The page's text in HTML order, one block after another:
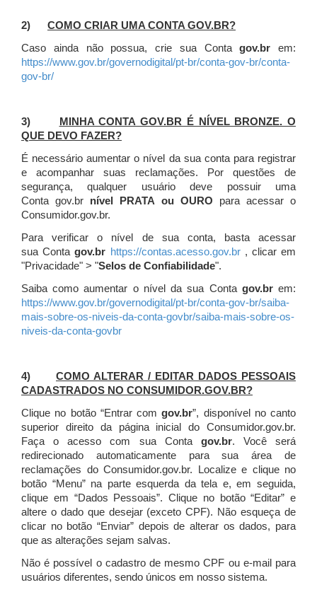
2) COMO CRIAR UMA CONTA GOV.BR?
Caso ainda não possua, crie sua Contagov.br em:
https://www.gov.br/governodigital/pt-br/conta-gov-br/conta-
gov-br/
3)
MINHA CONTA GOV.BR É NÍVEL BRONZE. O
QUE DEVO FAZER?
É necessário aumentar o nível da sua conta para registrar
e acompanhar suas reclamações. Por questões de
segurança, qualquer usuário deve possuir uma
Conta gov.br nível PRATA ou OURO para acessar o
Consumidor.gov.br.
Para verificar o nível de sua conta, basta acessar
sua Contagov.br https://contas.acesso.gov.br, clicar em
"Privacidade" > "Selos de Confiabilidade".
Saiba como aumentar o nível da sua Conta gov.brem:
https://www.gov.br/governodigital/pt-br/conta-gov-br/saiba-
mais-sobre-os-niveis-da-conta-govbr/saiba-mais-sobre-os-
niveis-da-conta-govbr
4) COMO ALTERAR / EDITAR DADOS PESSOAIS
CADASTRADOS NO CONSUMIDOR.GOV.BR?
Clique no botão “Entrar comgov.br”, disponível no canto
superior direito da página inicial do Consumidor.gov.br.
Faça o acesso com sua Conta gov.br. Você será
redirecionado automaticamente para sua área de
reclamações do Consumidor.gov.br.
Localize e clique no
botão “Menu” na parte esquerda da tela e, em seguida,
clique em “Dados Pessoais”. Clique no botão “Editar” e
altere o dado que desejar (exceto CPF). Não esqueça de
clicar no botão “Enviar” depois de alterar os dados, para
que as alterações sejam salvas.
Não é possível o cadastro de mesmo CPF ou e-mail para
usuários diferentes, sendo únicos em nosso sistema.